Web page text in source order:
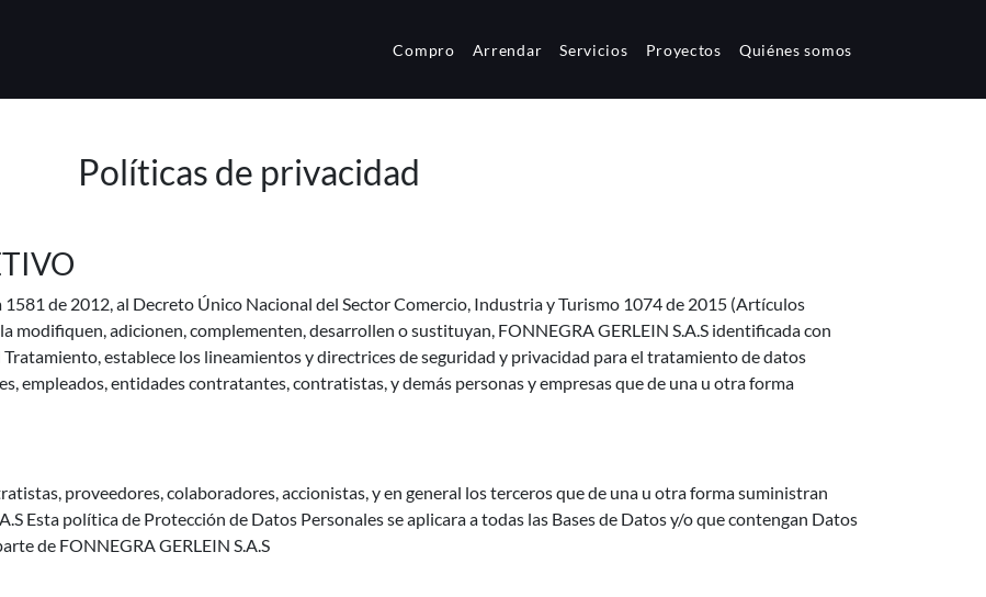
Compro Arrendar Servicios Proyectos Quiénes somos
Políticas de privacidad
de 2012, al Decreto Único Nacional del Sector Comercio, Industria y Turismo 1074 de 2015 (Artículos
modifiquen, adicionen, complementen, desarrollen o sustituyan, FONNEGRA GERLEIN S.A.S identificada con
establece los lineamientos y directrices de seguridad y privacidad para el tratamiento de datos
empleados, entidades contratantes, contratistas, y demás personas y empresas que de una u otra forma
proveedores, colaboradores, accionistas, y en general los terceros que de una u otra forma suministran
Esta política de Protección de Datos Personales se aplicara a todas las Bases de Datos y/o que contengan Datos
de FONNEGRA GERLEIN S.A.S